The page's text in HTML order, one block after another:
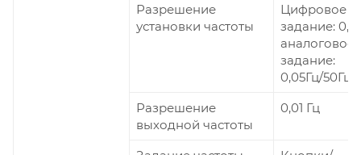
Разрешение
установки частоты
Цифровое
задание:
аналоговое
задание:
0,05Гц/50Гц
Разрешение
выходной частоты
0,01 Гц